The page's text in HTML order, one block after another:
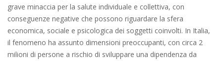
grave minaccia per la salute individuale e collettiva, con
conseguenze negative che possono riguardare la sfera
economica, sociale e psicologica dei soggetti coinvolti. In Italia,
il fenomeno ha assunto dimensioni preoccupanti, con circa 2
milioni di persone a rischio di sviluppare una dipendenza da